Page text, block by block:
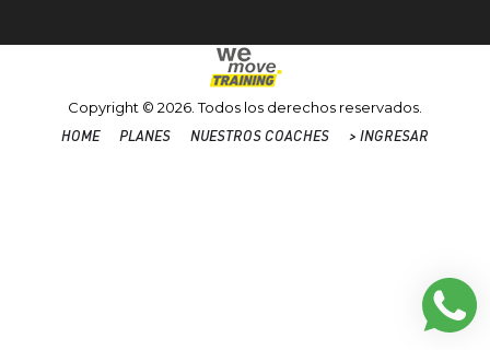
Copyright © 2026. Todos los derechos reservados.
HOME PLANES NUESTROS COACHES > INGRESAR